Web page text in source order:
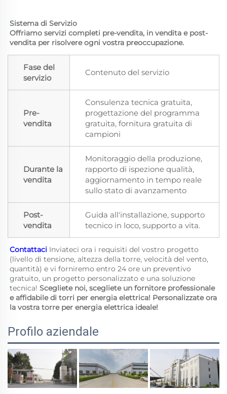
Sistema di Servizio
Offriamo servizi completi pre-vendita, in vendita e post-
vendita per risolvere ogni vostra preoccupazione.
Fase del
servizio
Contenuto del servizio
Pre-
vendita
Consulenza tecnica gratuita,
progettazione del programma
gratuita, fornitura gratuita di
campioni
Durante la
vendita
Monitoraggio della produzione,
rapporto di ispezione qualità,
aggiornamento in tempo reale
sullo stato di avanzamento
Post-
vendita
Guida all'installazione, supporto
tecnico in loco, supporto a vita.
Contattaci Inviateci ora i requisiti del vostro progetto
(livello di tensione, altezza della torre, velocità del vento,
quantità) e vi forniremo entro 24 ore un preventivo
gratuito, un progetto personalizzato e una soluzione
tecnica! Scegliete noi, scegliete un fornitore professionale
e affidabile di torri per energia elettrica! Personalizzate ora
la vostra torre per energia elettrica ideale!
Profilo aziendale